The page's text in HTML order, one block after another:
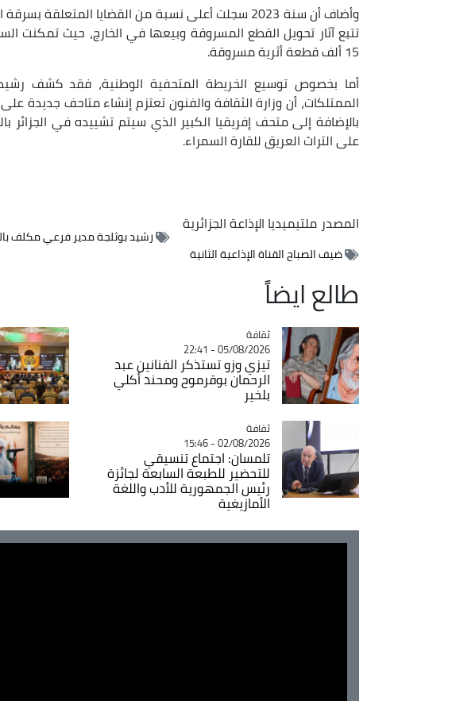
تتبع آثار تحويل القطع المسروقة وبيعها في الخارج، حيث تمكنت
15 ألف قطعة أثرية مسروقة.
أما بخصوص توسيع الخريطة المتحفية الوطنية، فقد كشف رشيد
الممتلكات، أن وزارة الثقافة والفنون تعتزم إنشاء متاحف جديدة
بالإضافة إلى متحف إفريقيا الكبير الذي سيتم تشييده في الجزائر
على التراث العريق للقارة السمراء.
المصدر ملتيميديا الإذاعة الجزائرية
رشيد بوثلجة مدير فرعي مكلف
ضيف الصباح القناة الإذاعية الثانية
طالع ايضاً
Catégorie
ثقافة
05/08/2026 - 22:41
تيزي وزو تستذكر الفنانين عبد
الرحمان بوقرموح ومحند أكلي
بلخير
Catégorie
ثقافة
02/08/2026 - 15:46
تلمسان: اجتماع تنسيقي
للتحضير للطبعة السابعة لجائزة
رئيس الجمهورية للأدب واللغة
الأمازيغية